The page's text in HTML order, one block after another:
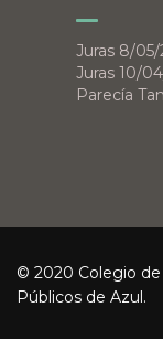
Juras 8/
Juras 10/
Parecía
© 2020 Colegio
Públicos de Azul.